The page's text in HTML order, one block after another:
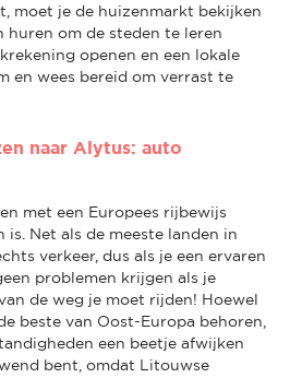
moet je de huizenmarkt bekijken
huren om de steden te leren
openen en een lokale
en wees bereid om verrast te
naar Alytus: auto
met een Europees rijbewijs
Net als de meeste landen in
verkeer, dus als je een ervaren
problemen krijgen als je
de weg je moet rijden! Hoewel
beste van Oost-Europa behoren,
een beetje afwijken
bent, omdat Litouwse